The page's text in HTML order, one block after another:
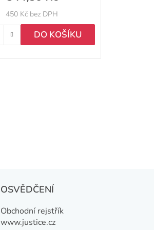
450 Kč bez DPH
DO KOŠÍKU
OSVĚDČENÍ
Obchodní rejstřík
www.justice.cz